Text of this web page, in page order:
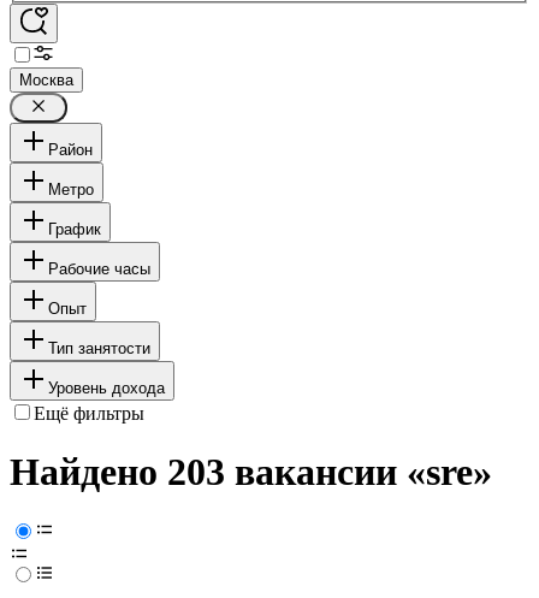
Москва
Район
Метро
График
Рабочие часы
Опыт
Тип занятости
Уровень дохода
Ещё фильтры
Найдено 203 вакансии «sre»